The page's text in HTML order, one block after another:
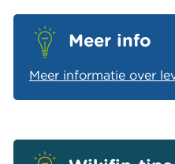
Meer info
Meer informatie over